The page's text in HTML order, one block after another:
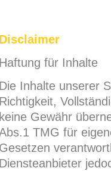
Disclaimer
Haftung für Inhalte
Die Inhalte unserer
Richtigkeit,
keine Gewähr
TMG für
Gesetzen
Diensteanbieter